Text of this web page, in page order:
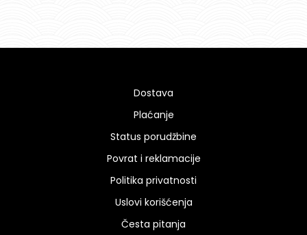
Dostava
Plaćanje
Status porudžbine
Povrat i reklamacije
Politika privatnosti
Uslovi korišćenja
Česta pitanja